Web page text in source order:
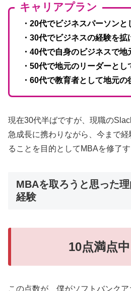
キャリアプラン
・20代でビジネスパーソンと
・30代でビジネスの経験を拡
・40代で自身のビジネスで地
・50代で地元のリーダーとし
・60代で教育者として地元の
現在30代半ばですが、現職の
急成長に携わりながら、今まで
ることを目的としてMBAを修了
MBAを取ろうと思った
経験
10点満点
この点数が、僕がソフトバンク